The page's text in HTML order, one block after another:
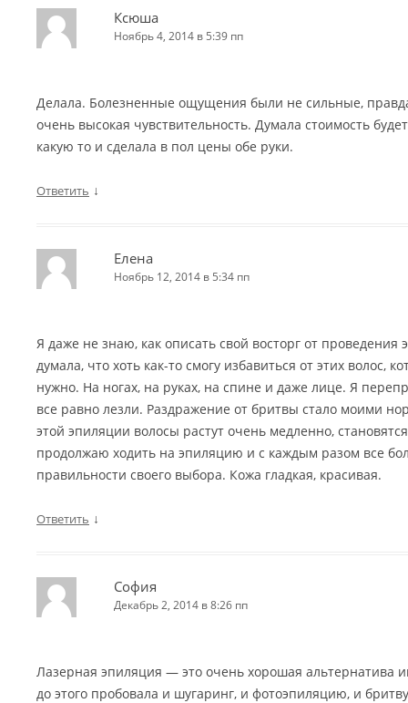
Ксюша
Ноябрь 4, 2014 в 5:39 пп
Делала. Болезненные ощущения были не сильные,
очень высокая чувствительность. Думала стоимость
какую то и сделала в пол цены обе руки.
Ответить ↓
Елена
Ноябрь 12, 2014 в 5:34 пп
Я даже не знаю, как описать свой восторг от
думала, что хоть как-то смогу избавиться от этих волос,
нужно. На ногах, на руках, на спине и даже лице. Я
все равно лезли. Раздражение от бритвы стало моими
этой эпиляции волосы растут очень медленно,
продолжаю ходить на эпиляцию и с каждым разом все
правильности своего выбора. Кожа гладкая, красивая.
Ответить ↓
София
Декабрь 2, 2014 в 8:26 пп
Лазерная эпиляция — это очень хорошая альтернатива
до этого пробовала и шугаринг, и фотоэпиляцию, и